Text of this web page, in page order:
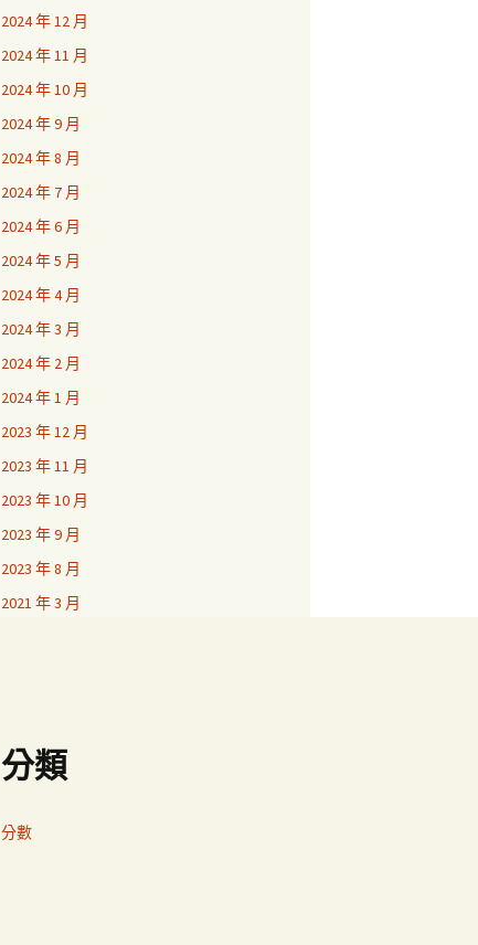
2024 年 12 月
2024 年 11 月
2024 年 10 月
2024 年 9 月
2024 年 8 月
2024 年 7 月
2024 年 6 月
2024 年 5 月
2024 年 4 月
2024 年 3 月
2024 年 2 月
2024 年 1 月
2023 年 12 月
2023 年 11 月
2023 年 10 月
2023 年 9 月
2023 年 8 月
2021 年 3 月
分類
分數